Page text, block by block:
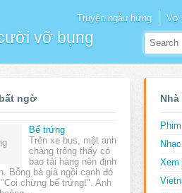
vỡ bụng
Truyện ngẫu hứng Vợ
ngờ
Bể trứng
Trên xe bus, một anh
chàng trông thấy có
bao tải hàng nên định
Bỗng bà già ngồi cạnh đó
chừng bể trứng!". Anh
Xem